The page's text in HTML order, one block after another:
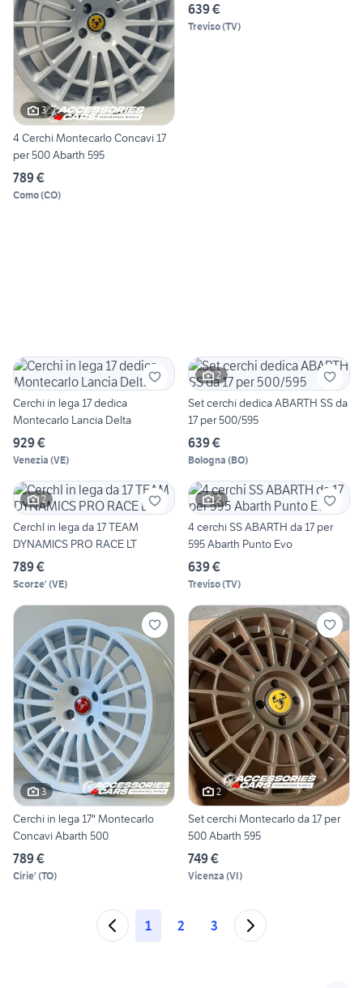
3
4 Cerchi Montecarlo Concavi 17
per 500 Abarth 595
789 €
Como(CO)
639 €
Treviso(TV)
Cerchi in lega 17 dedica
Montecarlo Lancia Delta
929 €
Venezia (VE)
2
Set cerchi dedica ABARTH SS da
17 per 500/595
639 €
Bologna (BO)
2
CerchI in lega da 17 TEAM
DYNAMICS PRO RACE LT
789 €
Scorze' (VE)
2
4 cerchi SS ABARTH da 17 per
595 Abarth Punto Evo
639 €
Treviso(TV)
3
Cerchi in lega 17" Montecarlo
Concavi Abarth 500
789 €
Cirie' (TO)
2
Set cerchi Montecarlo da 17 per
500 Abarth 595
749 €
Vicenza (VI)
1 2 3